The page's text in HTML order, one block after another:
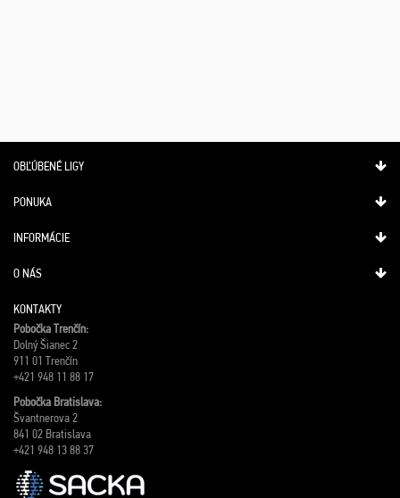
OBĽÚBENÉ LIGY
PONUKA
INFORMÁCIE
O NÁS
KONTAKTY
Pobočka Trenčín:
Dolný Šianec 2
911 01 Trenčín
+421 948 11 88 17
Pobočka Bratislava:
Švantnerova 2
841 02 Bratislava
+421 948 13 88 37